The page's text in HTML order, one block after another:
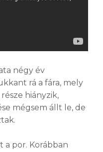
négy év
rá a fára, mely
hiányzik,
mégsem állt le, de
a por. Korábban